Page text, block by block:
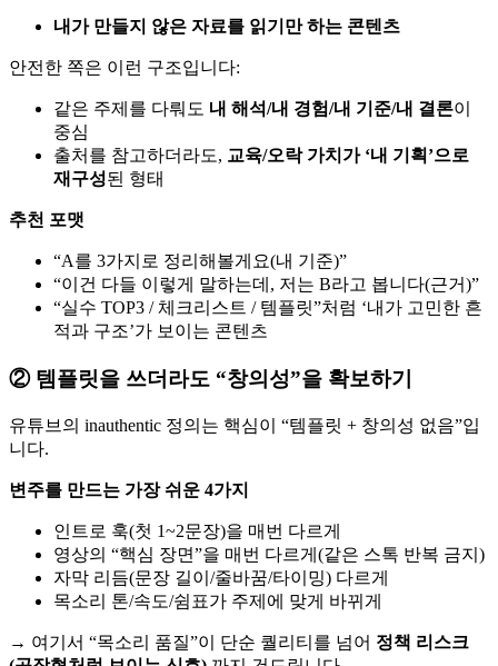
내가 만들지 않은 자료를 읽기만 하는 콘텐츠
안전한 쪽은 이런 구조입니다:
같은 주제를 다뤄도 내 해석/내 경험/내 기준/내 결론이
중심
출처를 참고하더라도, 교육/오락 가치가 ‘내 기획’으로
재구성된 형태
추천 포맷
“A를 3가지로 정리해볼게요(내 기준)”
“이건 다들 이렇게 말하는데, 저는 B라고 봅니다(근거)”
“실수 TOP3 / 체크리스트 / 템플릿”처럼 ‘내가 고민한 흔
적과 구조’가 보이는 콘텐츠
② 템플릿을 쓰더라도 “창의성”을 확보하기
유튜브의 inauthentic 정의는 핵심이 “템플릿 + 창의성 없음”입
니다.
변주를 만드는 가장 쉬운 4가지
인트로 훅(첫 1~2문장)을 매번 다르게
영상의 “핵심 장면”을 매번 다르게(같은 스톡 반복 금지)
자막 리듬(문장 길이/줄바꿈/타이밍) 다르게
목소리 톤/속도/쉼표가 주제에 맞게 바뀌게
→ 여기서 “목소리 품질”이 단순 퀄리티를 넘어 정책 리스크